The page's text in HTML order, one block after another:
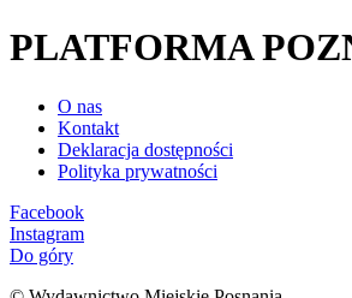
PLATFORMA
O nas
Kontakt
Deklaracja dostępności
Polityka prywatności
Facebook
Instagram
Do góry